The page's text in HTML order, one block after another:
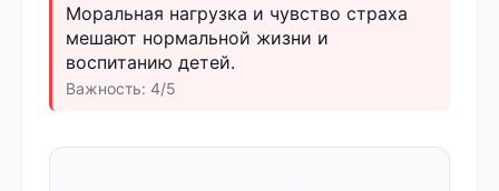
Моральная нагрузка и чувство страха
мешают нормальной жизни и
воспитанию детей.
Важность: 4/5